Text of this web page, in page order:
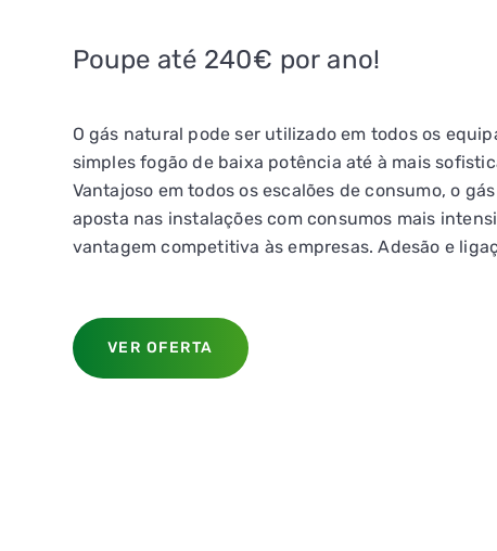
Poupe até 240€ por ano!
O gás natural pode ser utilizado em todos os
simples fogão de baixa potência até à mais
Vantajoso em todos os escalões de consumo, o
aposta nas instalações com consumos mais
vantagem competitiva às empresas. Adesão e
VER OFERTA